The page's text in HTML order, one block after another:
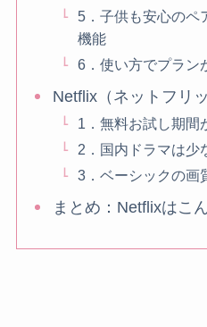
5．子供も安心のペ
機能
6．使い方でプラン
Netflix（ネットフリ
1．無料お試し期間
2．国内ドラマは少
3．ベーシックの画
まとめ：Netflixはこ